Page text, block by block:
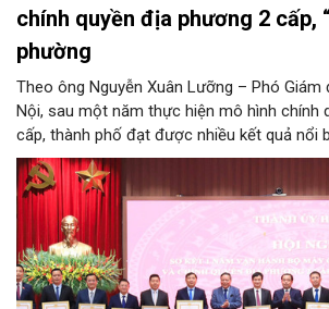
chính quyền địa phương 2 cấp,
phường
Theo ông Nguyễn Xuân Lưỡng – Phó Giám
Nội, sau một năm thực hiện mô hình chính
cấp, thành phố đạt được nhiều kết quả nổi
Nội đang nghiên cứu, thực hiện đúng tinh
Trung ương để tiếp tục tinh chỉnh xã,
chính quyền địa phương 2 cấp của Hà Nội
hơn nữa trong giai đoạn mới.